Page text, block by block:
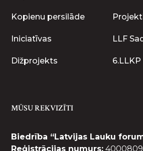
Kopienu persilāde
Iniciatīvas LLF
Dižprojekts 6.LLKP
MŪSU REKVIZĪTI
Biedrība “Latvijas Lauku
Reģistrācijas numurs: